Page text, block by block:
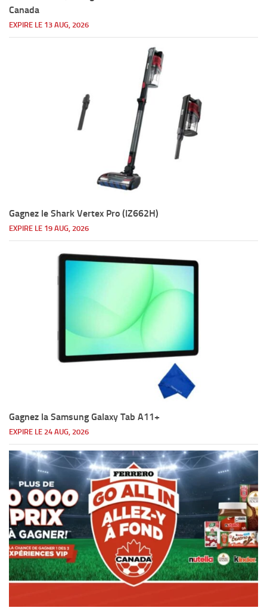
Canada
EXPIRE LE 13 AUG, 2026
Gagnez le Shark Vertex Pro (IZ662H)
EXPIRE LE 19 AUG, 2026
Gagnez la Samsung Galaxy Tab A11+
EXPIRE LE 24 AUG, 2026